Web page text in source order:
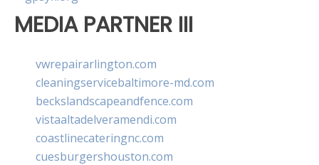
MEDIA PARTNER III
vwrepairarlington.com
cleaningservicebaltimore-md.com
beckslandscapeandfence.com
vistaaltadelveramendi.com
coastlinecateringnc.com
cuesburgershouston.com